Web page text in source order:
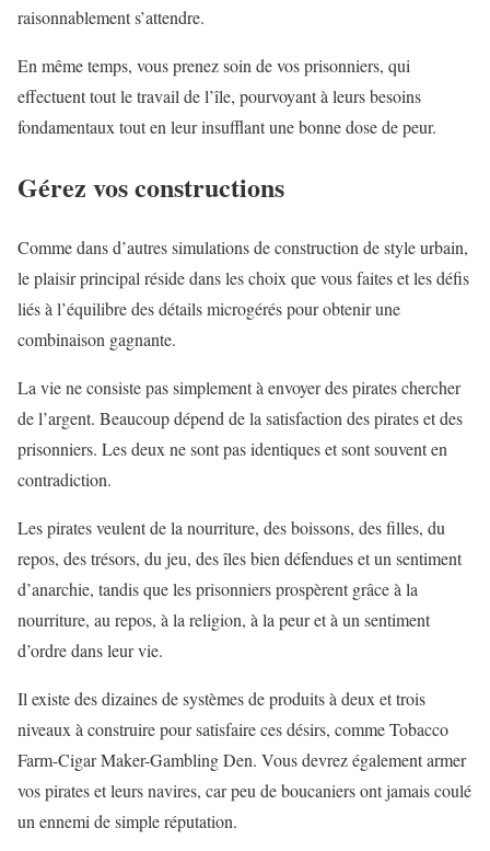
raisonnablement s’attendre.
En même temps, vous prenez soin de vos prisonniers, qui
effectuent tout le travail de l’île, pourvoyant à leurs besoins
fondamentaux tout en leur insufflant une bonne dose de peur.
Gérez vos constructions
Comme dans d’autres simulations de construction de style urbain,
le plaisir principal réside dans les choix que vous faites et les défis
liés à l’équilibre des détails microgérés pour obtenir une
combinaison gagnante.
La vie ne consiste pas simplement à envoyer des pirates chercher
de l’argent. Beaucoup dépend de la satisfaction des pirates et des
prisonniers. Les deux ne sont pas identiques et sont souvent en
contradiction.
Les pirates veulent de la nourriture, des boissons, des filles, du
repos, des trésors, du jeu, des îles bien défendues et un sentiment
d’anarchie, tandis que les prisonniers prospèrent grâce à la
nourriture, au repos, à la religion, à la peur et à un sentiment
d’ordre dans leur vie.
Il existe des dizaines de systèmes de produits à deux et trois
niveaux à construire pour satisfaire ces désirs, comme Tobacco
Farm-Cigar Maker-Gambling Den. Vous devrez également armer
vos pirates et leurs navires, car peu de boucaniers ont jamais coulé
un ennemi de simple réputation.